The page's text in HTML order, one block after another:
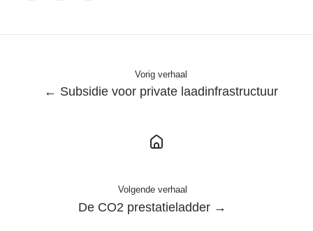
Vorig verhaal
← Subsidie voor private laadinfrastructuur
Volgende verhaal
De CO2 prestatieladder →